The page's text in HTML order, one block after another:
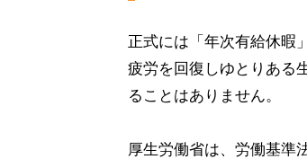
正式には「年次有給休暇
疲労を回復しゆとりある
ることはありません。
厚生労働省は、労働基準